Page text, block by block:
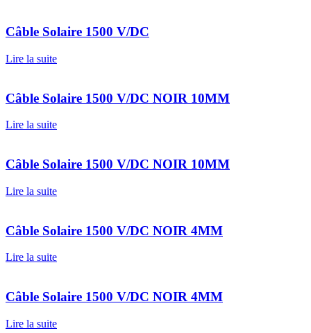
Câble Solaire 1500 V/DC
Lire la suite
Câble Solaire 1500 V/DC NOIR 10MM
Lire la suite
Câble Solaire 1500 V/DC NOIR 10MM
Lire la suite
Câble Solaire 1500 V/DC NOIR 4MM
Lire la suite
Câble Solaire 1500 V/DC NOIR 4MM
Lire la suite